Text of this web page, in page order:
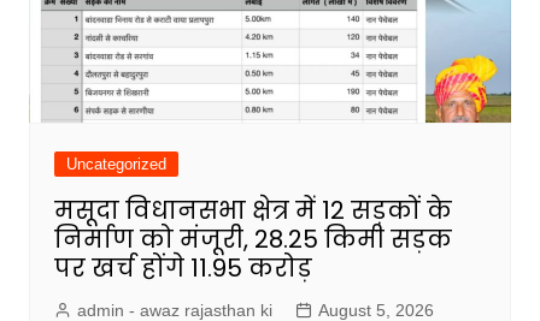
Uncategorized
मसूदा विधानसभा क्षेत्र में 12 सड़कों के
निर्माण को मंजूरी, 28.25 किमी सड़क
पर खर्च होंगे 11.95 करोड़
admin - awaz rajasthan ki
August 5, 2026